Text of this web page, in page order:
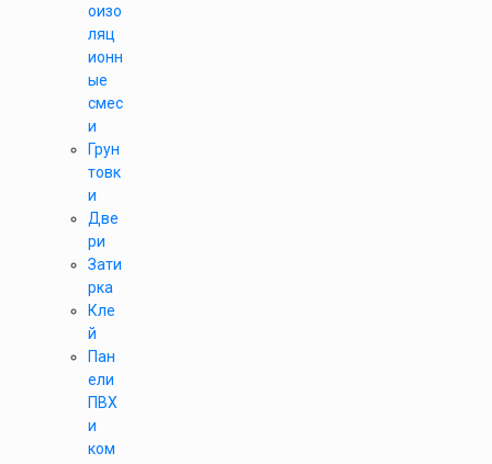
оизо
ляц
ионн
ые
смес
и
Грун
товк
и
Две
ри
Зати
рка
Кле
й
Пан
ели
ПВХ
и
ком